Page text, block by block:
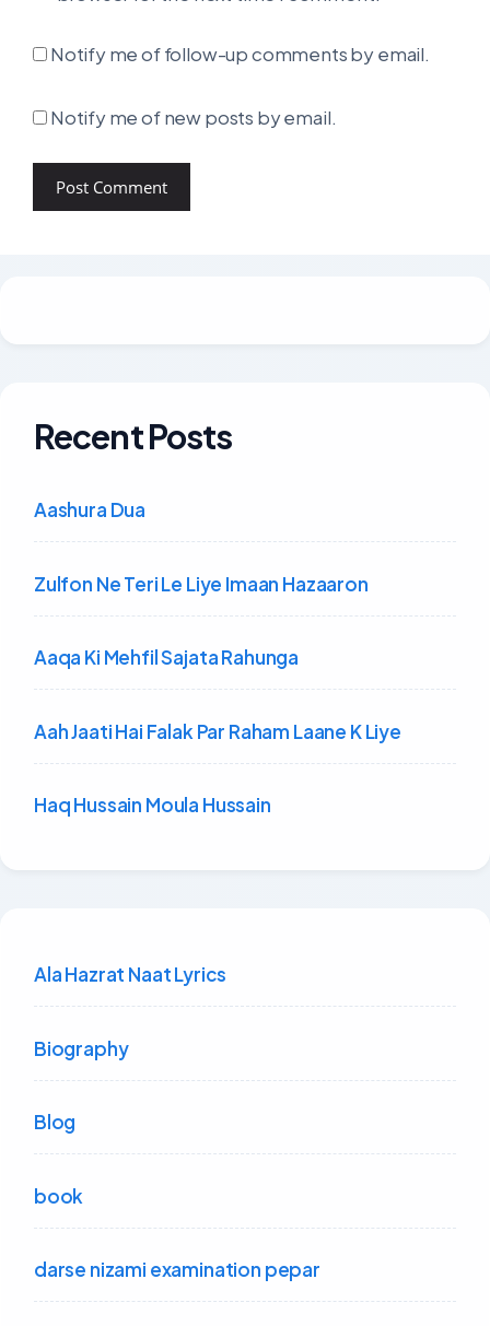
Notify me of follow-up comments by email.
Notify me of new posts by email.
Recent Posts
Aashura Dua
Zulfon Ne Teri Le Liye Imaan Hazaaron
Aaqa Ki Mehfil Sajata Rahunga
Aah Jaati Hai Falak Par Raham Laane K Liye
Haq Hussain Moula Hussain
Ala Hazrat Naat Lyrics
Biography
Blog
book
darse nizami examination pepar